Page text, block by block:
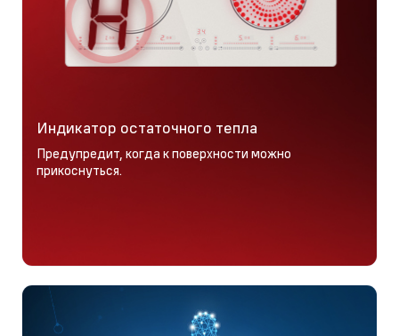
Индикатор остаточного тепла
Предупредит, когда к поверхности можно
прикоснуться.